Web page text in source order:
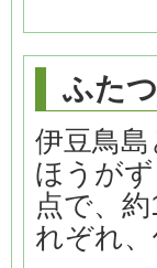
ふた
伊豆鳥
ほうが
点で、
れぞれ